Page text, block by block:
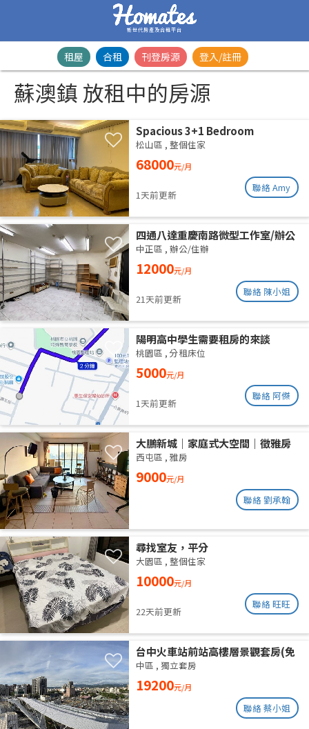
新世代房產及合租平台
租屋 合租 刊登房源 登入/註冊
蘇澳鎮 放租中的房源
Spacious 3+1 Bedroom
Residence | Songshan District |
Taipei Arena MRTSpacious 42-
Ping Designer Apartment | Near
松山區 , 整個住家
68000元/月
1天前更新
聯絡 Amy
四通八達重慶南路微型工作室/辦公
室出租
中正區 , 辦公/住辦
12000元/月
21天前更新
聯絡 陳小姐
陽明高中學生需要租房的來談
桃園區 , 分租床位
5000元/月
1天前更新
聯絡 阿傑
大鵬新城｜家庭式大空間｜徵雅房
室友 1 人
西屯區 , 雅房
9000元/月
聯絡 劉承翰
尋找室友，平分
大園區 , 整個住家
10000元/月
22天前更新
聯絡 旺旺
台中火車站前站高樓層景觀套房(免
仲介費)
中區 , 獨立套房
19200元/月
聯絡 蔡小姐